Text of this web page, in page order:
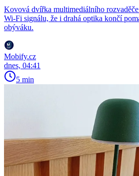
Kovová dvířka multimediálního
Wi-Fi signálu, že i drahá optika končí
obýváku.
Mobify.cz
dnes, 04:41
5 min